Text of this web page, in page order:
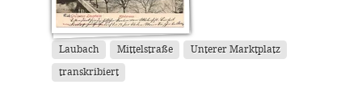
Laubach Mittelstraße Unterer Marktplatz
transkribiert